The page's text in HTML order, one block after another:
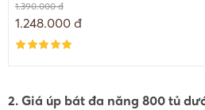
1.390.000 đ
1.248.000 đ
2. Giá úp bát đa năng 800 tủ